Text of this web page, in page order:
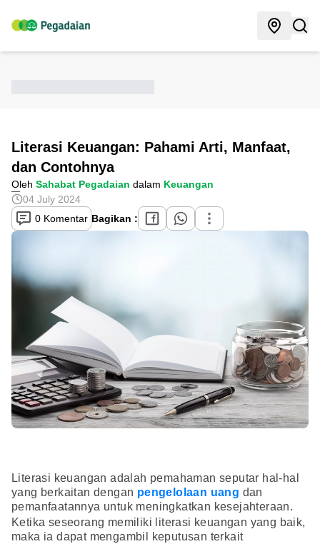
Literasi Keuangan: Pahami Arti, Manfaat,
dan Contohnya
Oleh Sahabat Pegadaian dalam Keuangan
04 July 2024
0 Komentar Bagikan :
Literasi keuangan adalah pemahaman seputar hal-hal
yang berkaitan dengan pengelolaan uang dan
pemanfaatannya untuk meningkatkan kesejahteraan.
Ketika seseorang memiliki literasi keuangan yang baik,
maka ia dapat mengambil keputusan terkait